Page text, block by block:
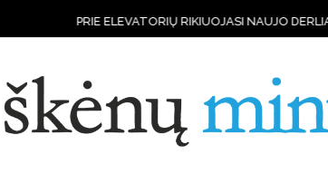
PRIE ELEVATORIŲ RIKIUOJASI NAUJO DERLIAUS